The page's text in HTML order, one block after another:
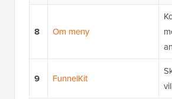
8 Om meny
9 FunnelKit